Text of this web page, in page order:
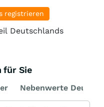
registrieren
Deutschlands
für Sie
Nebenwerte